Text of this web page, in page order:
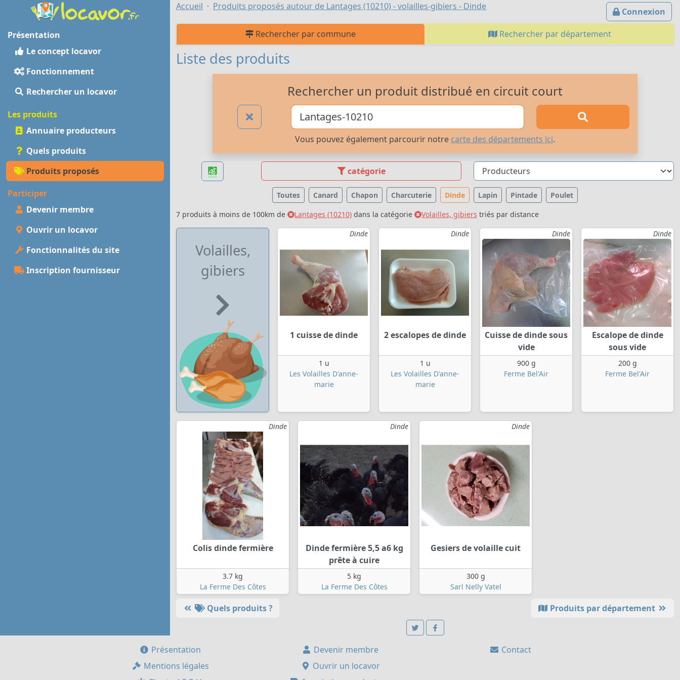
Présentation
Le concept locavor
Fonctionnement
Rechercher un locavor
Les produits
Annuaire producteurs
Quels produits
Produits proposés
Participer
Devenir membre
Ouvrir un locavor
Fonctionnalités du site
Inscription fournisseur
Connexion
Accueil Produits proposés autour de Lantages (10210) - volailles-gibiers - Dinde
Rechercher par commune Rechercher par département
Liste des produits
Rechercher un produit distribué en circuit court
Vous pouvez également parcourir notre carte des départements ici.
catégorie
Toutes Canard Chapon Charcuterie Dinde Lapin Pintade
Poulet
7 produits à moins de 100km de
Lantages (10210) dans la catégorie Volailles, gibiers triés par distance
Volailles,
gibiers
Dinde
1 cuisse de dinde
1 u
Les Volailles D'anne-
marie
Dinde
2 escalopes de dinde
1 u
Les Volailles D'anne-
marie
Dinde
Cuisse de dinde sous
vide
900 g
Ferme Bel'Air
Dinde
Escalope de dinde
sous vide
200 g
Ferme Bel'Air
Dinde
Colis dinde fermière
3.7 kg
La Ferme Des Côtes
Dinde
Dinde fermière 5,5 a6 kg
prête à cuire
5 kg
La Ferme Des Côtes
Dinde
Gesiers de volaille cuit
300 g
Sarl Nelly Vatel
Produits par département
Quels produits ?
Présentation
Mentions légales
Devenir membre
Ouvrir un locavor
Contact